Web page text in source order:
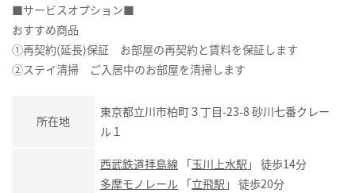
■サービスオプション■
おすすめ商品
①再契約(延長)保証 お部屋の再契約と賃料を保証します
②ステイ清掃 ご入居中のお部屋を清掃します
所在地
東京都立川市柏町３丁目-23-8 砂川七番クレー
ル１
西武鉄道拝島線 「玉川上水駅 」 徒歩14分
多摩モノレール 「立飛駅 」 徒歩20分